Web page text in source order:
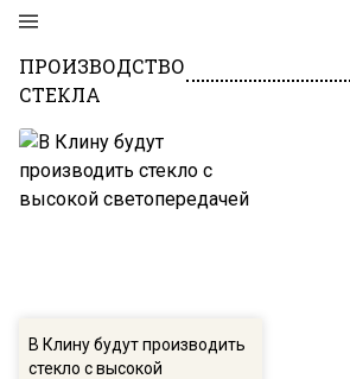
ПРОИЗВОДСТВО
СТЕКЛА
В Клину будут производить
стекло с высокой